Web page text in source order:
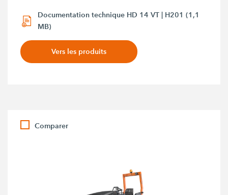
Documentation technique HD 14 VT | H201 (1,1
MB)
Vers les produits
Comparer